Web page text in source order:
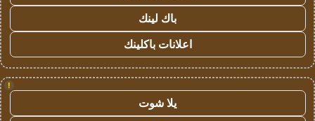
باك لينك
اعلانات باكلينك
!
يلا شوت